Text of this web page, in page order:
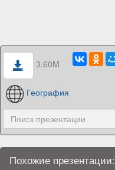
3.60M
География
Похожие презентации: